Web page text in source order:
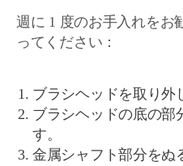
週に 1 度のお手入れをお
ってください：
ブラシヘッドを取り外
ブラシヘッドの底の部
す。
金属シャフト部分をぬ